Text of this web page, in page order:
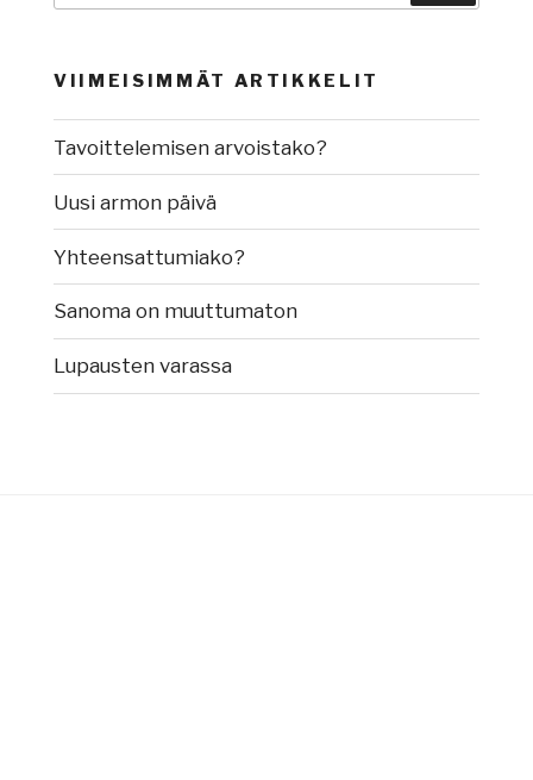
VIIMEISIMMÄT ARTIKKELIT
Tavoittelemisen arvoistako?
Uusi armon päivä
Yhteensattumiako?
Sanoma on muuttumaton
Lupausten varassa